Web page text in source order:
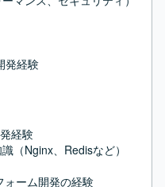
発経験
経験
（Nginx、Redisなど）
ォーム開発の経験